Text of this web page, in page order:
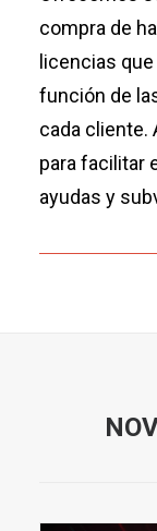
compra de
licencias
función de
cada cliente.
para facilitar
ayudas y